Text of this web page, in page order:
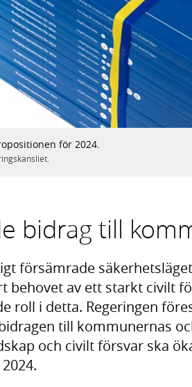
för 2024.
bidrag till
försämrade
behovet av ett starkt civilt
roll i detta. Regeringen
till kommunernas
och civilt försvar ska